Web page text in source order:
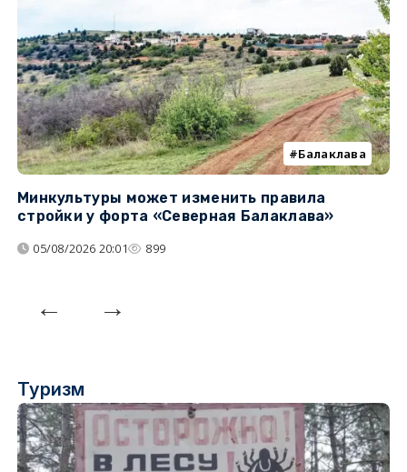
Балаклава
Минкультуры может изменить правила
стройки у форта «Северная Балаклава»
05/08/2026 20:01 899
Туризм